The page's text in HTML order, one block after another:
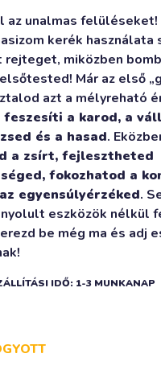
az unalmas felüléseket!
kerék használata
rejteget, miközben
Már az első
azt a mélyreható
a karod, a
és a hasad.
a zsírt, fejlesztheted
fokozhatod a
egyensúlyérzéked.
eszközök nélkül
be még ma és adj
IDŐ: 1-3 MUNKANAP